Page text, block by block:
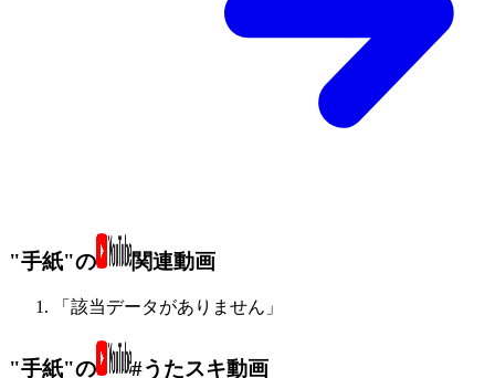
"手紙"の 関連動画
「該当データがありません」
"手紙"の #うたスキ動画